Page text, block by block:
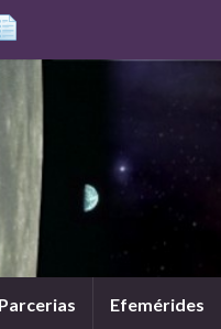
Parcerias Efemérides